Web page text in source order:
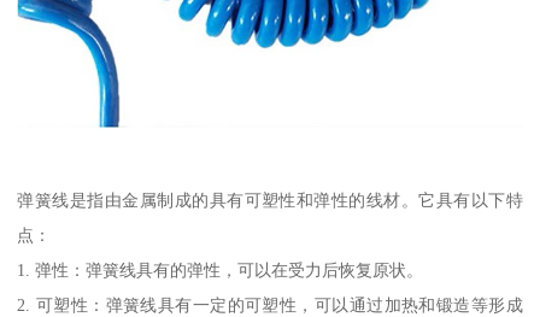
弹簧线是指由金属制成的具有可塑性和弹性的线材。它具有以下特
点：
1. 弹性：弹簧线具有的弹性，可以在受力后恢复原状。
2. 可塑性：弹簧线具有一定的可塑性，可以通过加热和锻造等形成